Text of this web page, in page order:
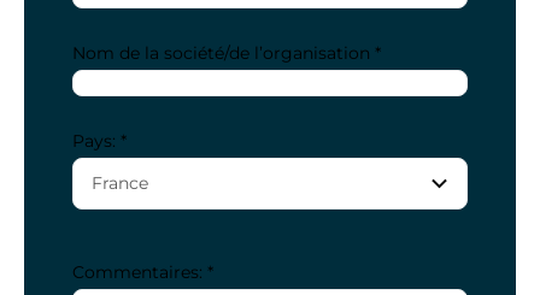
Nom de la société/de l’organisation *
Pays: *
Commentaires: *